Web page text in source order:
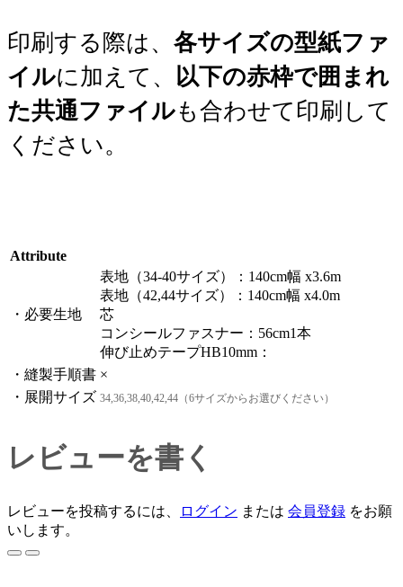
印刷する際は、 各サイズの型紙ファ
イルに加えて、 以下の赤枠で囲まれ
た共通ファイルも合わせて印刷して
ください。
Attribute
・必要生地
表地（34-40サイズ）：140cm幅 x3.6m
表地（42,44サイズ）：140cm幅 x4.0m
芯
コンシールファスナー：56cm1本
伸び止めテープHB10mm：
・縫製手順書 ×
・展開サイズ 34,36,38,40,42,44（6サイズからお選びください）
レビューを書く
レビューを投稿するには、 ログイン または 会員登録 をお願
いします。